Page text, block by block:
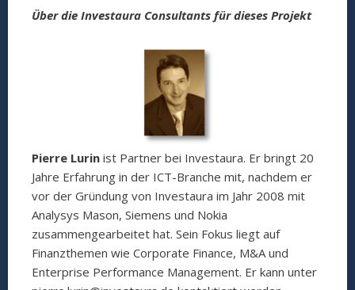
Über die Investaura Consultants für dieses Projekt
Pierre Lurin ist Partner bei Investaura. Er bringt 20
Jahre Erfahrung in der ICT-Branche mit, nachdem er
vor der Gründung von Investaura im Jahr 2008 mit
Analysys Mason, Siemens und Nokia
zusammengearbeitet hat. Sein Fokus liegt auf
Finanzthemen wie Corporate Finance, M&A und
Enterprise Performance Management. Er kann unter